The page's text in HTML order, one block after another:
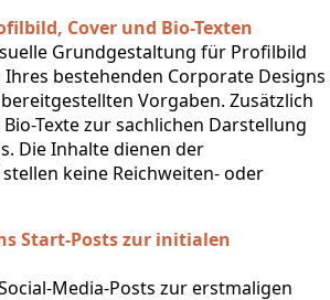
Cover und Bio-Texten
Grundgestaltung für Profilbild
Ihres bestehenden Corporate Designs
Vorgaben. Zusätzlich
Texte zur sachlichen Darstellung
Die Inhalte dienen der
keine Reichweiten- oder
Start-Posts zur initialen
Media-Posts zur erstmaligen